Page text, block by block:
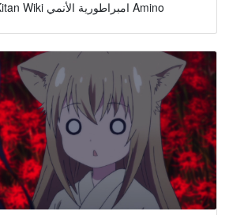
Konohana Kitan Wiki امبراطورية الأنمي Amino